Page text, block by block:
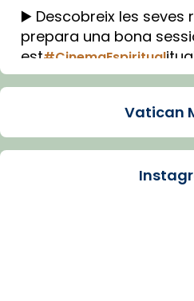
▶️ Descobreix les seves
prepara una bona
est#CinemaEspiritual
Imatge: Generada amb
Arquebisbat de
Vatican